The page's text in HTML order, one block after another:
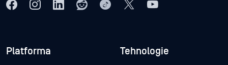
Platforma Tehnologie